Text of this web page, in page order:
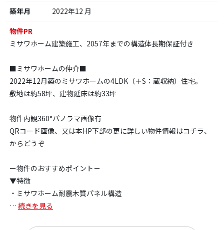
築年月
2022年12 月
物件PR
ミサワホーム建築施工、2057年までの構造体長期保証付き
■ミサワホームの仲介■
2022年12月築のミサワホームの4LDK（＋S：蔵収納）住宅。
敷地は約58坪、建物延床は約33坪
物件内観360°パノラマ画像有
QRコード画像、又は本HP下部の更に詳しい物件情報はコチラ、
からどうぞ
ー物件のおすすめポイント－
▼特徴
・ミサワホーム耐震木質パネル構造
… 続きを見る